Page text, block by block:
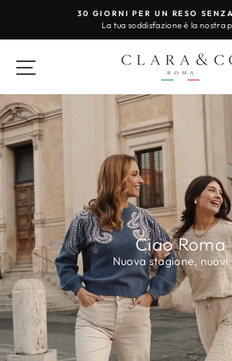
ai
Metti
pausa
30 GIORNI PER UN RESO
La tua soddisfazione è la nostra
Navigazione del sito
CO
Ciao Roma
Nuova stagione, nuovi